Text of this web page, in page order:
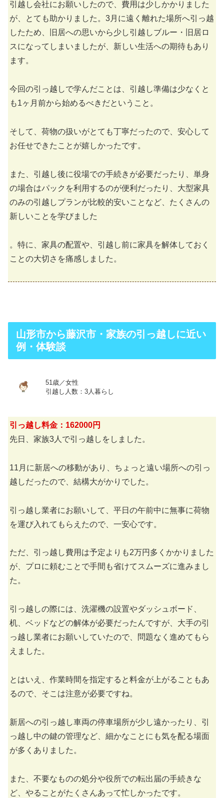
引越し会社にお願いしたので、費用は少しかかりました
が、とても助かりました。3月に遠く離れた場所へ引っ越
したため、旧居への思いから少し引越しブルー・旧居ロ
スになってしまいましたが、新しい生活への期待もあり
ます。
今回の引っ越しで学んだことは、引越し準備は少なくと
も1ヶ月前から始めるべきだということ。
そして、荷物の扱いがとても丁寧だったので、安心して
お任せできたことが嬉しかったです。
また、引越し後に役場での手続きが必要だったり、単身
の場合はパックを利用するのが便利だったり、大型家具
のみの引越しプランが比較的安いことなど、たくさんの
新しいことを学びました
。特に、家具の配置や、引越し前に家具を解体しておく
ことの大切さを痛感しました。
山形市から藤沢市・家族の引っ越しに近い
例・体験談
51歳／女性
引越し人数：3人暮らし
引っ越し料金：162000円
先日、家族3人で引っ越しをしました。
11月に新居への移動があり、ちょっと遠い場所への引っ
越しだったので、結構大がかりでした。
引っ越し業者にお願いして、平日の午前中に無事に荷物
を運び入れてもらえたので、一安心です。
ただ、引っ越し費用は予定よりも2万円多くかかりました
が、プロに頼むことで手間も省けてスムーズに進みまし
た。
引っ越しの際には、洗濯機の設置やダッシュボード、
机、ベッドなどの解体が必要だったんですが、大手の引
っ越し業者にお願いしていたので、問題なく進めてもら
えました。
とはいえ、作業時間を指定すると料金が上がることもあ
るので、そこは注意が必要ですね。
新居への引っ越し車両の停車場所が少し遠かったり、引
っ越し中の鍵の管理など、細かなことにも気を配る場面
が多くありました。
また、不要なものの処分や役所での転出届の手続きな
ど、やることがたくさんあって忙しかったです。